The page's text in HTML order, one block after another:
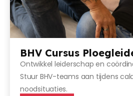
BHV Cursus
Ontwikkel leiderschap en
Stuur BHV-teams aan tijdens
noodsituaties.